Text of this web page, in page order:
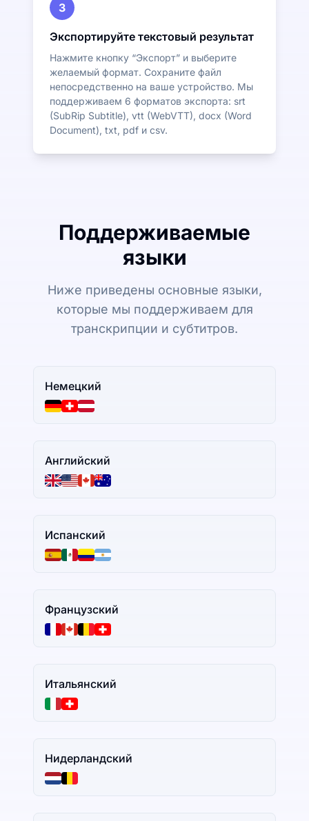
3
Экспортируйте текстовый результат
Нажмите кнопку “Экспорт” и выберите
желаемый формат. Сохраните файл
непосредственно на ваше устройство. Мы
поддерживаем 6 форматов экспорта: srt
(SubRip Subtitle), vtt (WebVTT), docx (Word
Document), txt, pdf и csv.
Поддерживаемые
языки
Ниже приведены основные языки,
которые мы поддерживаем для
транскрипции и субтитров.
Немецкий
Английский
Испанский
Французский
Итальянский
Нидерландский